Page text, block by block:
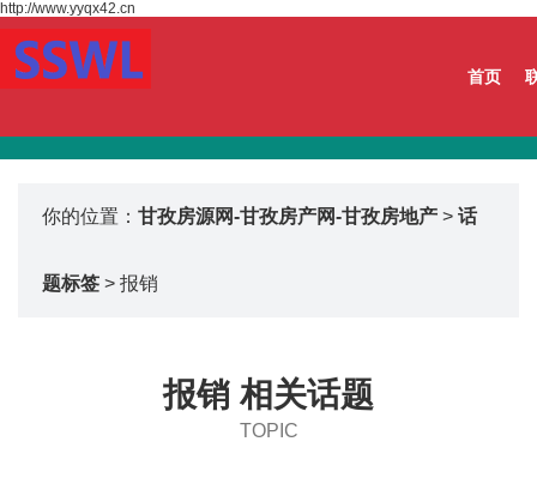
http://www.yyqx42.cn
首页
你的位置： 甘孜房源网-甘孜房产网-甘孜房地产 > 话
题标签 > 报销
报销 相关话题
TOPIC